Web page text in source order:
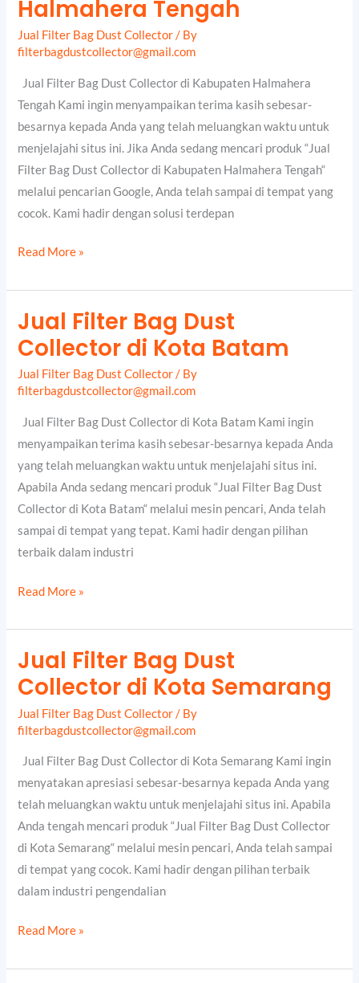
Halmahera Tengah
Jual Filter Bag Dust Collector/ By
filterbagdustcollector@gmail.com
Jual Filter Bag Dust Collector di Kabupaten Halmahera
Tengah Kami ingin menyampaikan terima kasih sebesar-
besarnya kepada Anda yang telah meluangkan waktu untuk
menjelajahi situs ini. Jika Anda sedang mencari produk “Jual
Filter Bag Dust Collector di Kabupaten Halmahera Tengah“
melalui pencarian Google, Anda telah sampai di tempat yang
cocok. Kami hadir dengan solusi terdepan
Dust
Collector
Kabupaten
Halmahera
Tengah
Read More »
Jual Filter Bag Dust
Collector di Kota Batam
Jual Filter Bag Dust Collector/ By
filterbagdustcollector@gmail.com
Jual Filter Bag Dust Collector di Kota Batam Kami ingin
menyampaikan terima kasih sebesar-besarnya kepada Anda
yang telah meluangkan waktu untuk menjelajahi situs ini.
Apabila Anda sedang mencari produk “Jual Filter Bag Dust
Collector di Kota Batam“ melalui mesin pencari, Anda telah
sampai di tempat yang tepat. Kami hadir dengan pilihan
terbaik dalam industri
Jual
Filter
Dust
di
Kota
Batam
Read More »
Jual Filter Bag Dust
Collector di Kota Semarang
Jual Filter Bag Dust Collector/ By
filterbagdustcollector@gmail.com
Jual Filter Bag Dust Collector di Kota Semarang Kami ingin
menyatakan apresiasi sebesar-besarnya kepada Anda yang
telah meluangkan waktu untuk menjelajahi situs ini. Apabila
Anda tengah mencari produk “Jual Filter Bag Dust Collector
di Kota Semarang“ melalui mesin pencari, Anda telah sampai
di tempat yang cocok. Kami hadir dengan pilihan terbaik
dalam industri pengendalian
Jual
Filter
Dust
di
Kota
Semarang
Read More »